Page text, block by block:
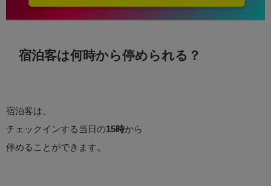
宿泊客は何時から停められる？
宿泊客は、
チェックインする当日の15時から
停めることができます。